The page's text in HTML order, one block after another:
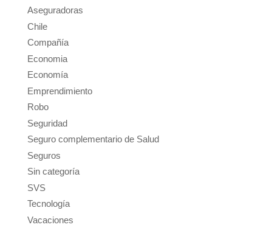
Aseguradoras
Chile
Compañía
Economia
Economía
Emprendimiento
Robo
Seguridad
Seguro complementario de Salud
Seguros
Sin categoría
SVS
Tecnología
Vacaciones